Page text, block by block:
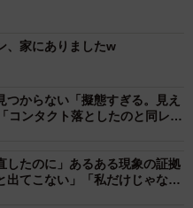
した。
、家にありましたw
つからない「擬態すぎる。見え
ンタクト落としたのと同レベ
したのに」あるある現象の証拠
てこない」「私だけじゃなか